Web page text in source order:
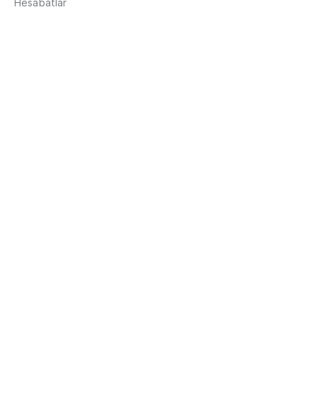
Hesabatlar